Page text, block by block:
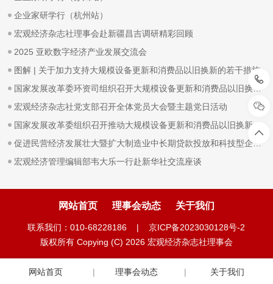
企业家研学行（杭州站）
宏观经济杂志社理事会赴新疆昌吉调研精彩回顾
2025 亚欧数字经济产业发展交流会
图解 | 关于加力支持大规模设备更新和消费品以旧换新的若干措施
宏观经济杂志社党支部召开全体党员大会暨主题党日活动
宏观经济管理编辑部韦大乐一行赴新华社交流座谈
网站首页 理事会动态 关于我们
联系我们：010-68228186 |京ICP备2023030128号-2
版权所有 Copying (C) 2026 宏观经济杂志社理事会
网站首页 理事会动态 关于我们